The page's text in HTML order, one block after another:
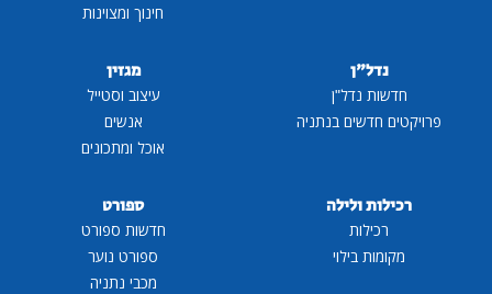
חינוך ומצוינות
נדל"ן
חדשות נדל"ן
פרויקטים חדשים בנתניה
מגזין
עיצוב וסטייל
אנשים
אוכל ומתכונים
רכילות ולילה
רכילות
מקומות בילוי
ספורט
חדשות ספורט
ספורט נוער
מכבי נתניה